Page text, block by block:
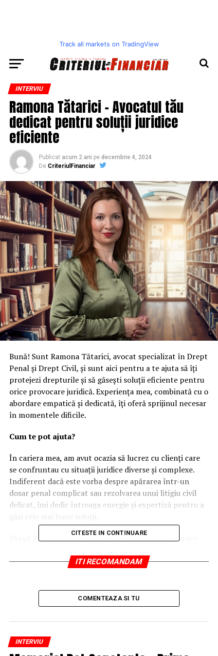
Track all markets on TradingView
INTERVIU
Ramona Tătarici – Avocatul tău
dedicat pentru soluții juridice
eficiente
Publicat acum 2 ani pe decembrie 4, 2024
De CriteriulFinanciar
Bună! Sunt Ramona Tătarici, avocat specializat în Drept
Penal și Drept Civil, și sunt aici pentru a te ajuta să îți
protejezi drepturile și să găsești soluții eficiente pentru
orice provocare juridică. Experiența mea, combinată cu o
abordare empatică și dedicată, îți oferă sprijinul necesar
în momentele dificile.
Cum te pot ajuta?
În cariera mea, am avut ocazia să lucrez cu clienți care
se confruntau cu situații juridice diverse și complexe.
Indiferent dacă este vorba despre apărarea într-un
dosar penal complicat sau rezolvarea unui litigiu civil
delicat, îmi dedic întreaga energie și expertiză pentru a
Drept Penal: Protejează-ți drepturile cu o apărare
Domeniul Dreptului Penal este unul sensibil, unde
clienți implicați în cazuri precum:
Alte fapte penale care necesită o apărare bine
CITESTE IN CONTINUARE
ITI RECOMANDAM
COMENTEAZA SI TU
INTERVIU